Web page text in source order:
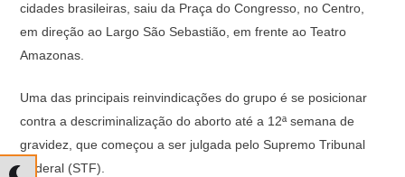
cidades brasileiras, saiu da Praça do Congresso, no Centro,
em direção ao Largo São Sebastião, em frente ao Teatro
Amazonas.
Uma das principais reinvindicações do grupo é se posicionar
contra a descriminalização do aborto até a 12ª semana de
gravidez, que começou a ser julgada pelo Supremo Tribunal
Federal (STF).